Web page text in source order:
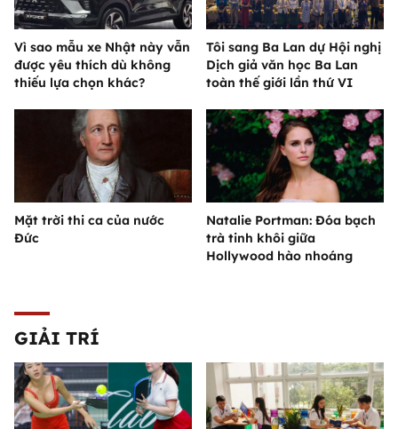
Vì sao mẫu xe Nhật này vẫn
được yêu thích dù không
thiếu lựa chọn khác?
Tôi sang Ba Lan dự Hội nghị
Dịch giả văn học Ba Lan
toàn thế giới lần thứ VI
Mặt trời thi ca của nước
Đức
Natalie Portman: Đóa bạch
trà tinh khôi giữa
Hollywood hào nhoáng
GIẢI TRÍ